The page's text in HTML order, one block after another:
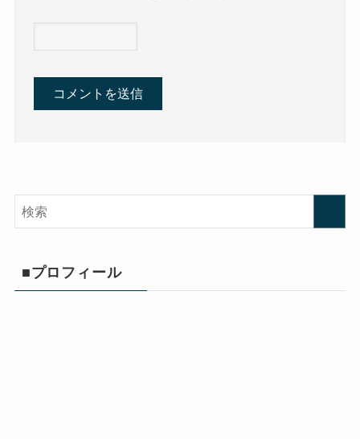
■プロフィール